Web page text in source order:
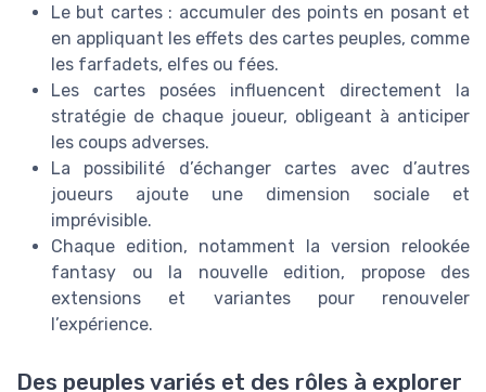
Le but cartes : accumuler des points en posant et
en appliquant les effets des cartes peuples, comme
les farfadets, elfes ou fées.
Les cartes posées influencent directement la
stratégie de chaque joueur, obligeant à anticiper
les coups adverses.
La possibilité d’échanger cartes avec d’autres
joueurs ajoute une dimension sociale et
imprévisible.
Chaque edition, notamment la version relookée
fantasy ou la nouvelle edition, propose des
extensions et variantes pour renouveler
l’expérience.
Des peuples variés et des rôles à explorer